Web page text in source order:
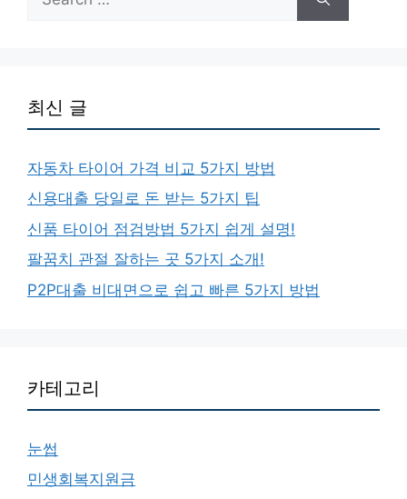
for:
최신 글
자동차 타이어 가격 비교 5가지 방법
신용대출 당일로 돈 받는 5가지 팁
신품 타이어 점검방법 5가지 쉽게 설명!
팔꿈치 관절 잘하는 곳 5가지 소개!
P2P대출 비대면으로 쉽고 빠른 5가지 방법
카테고리
눈썹
민생회복지원금